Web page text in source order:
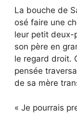
La bouche de
osé faire une
leur petit deux-
son père en
le regard droit.
pensée
de sa mère
« Je pourrais